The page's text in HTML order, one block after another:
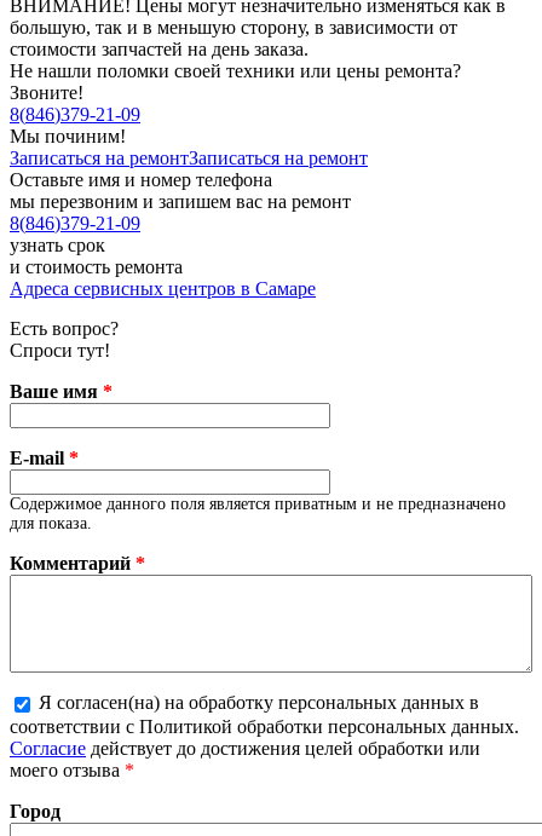
ВНИМАНИЕ! Цены могут незначительно изменяться как в
большую, так и в меньшую сторону, в зависимости от
стоимости запчастей на день заказа.
Не нашли поломки своей техники или цены ремонта?
Звоните!
8(846)379-21-09
Мы починим!
Записаться на ремонтЗаписаться на ремонт
Оставьте имя и номер телефона
мы перезвоним и запишем вас на ремонт
8(846)379-21-09
узнать срок
и стоимость ремонта
Адреса сервисных центров в Самаре
Есть вопрос?
Спроси тут!
Ваше имя *
E-mail *
Содержимое данного поля является приватным и не предназначено
для показа.
Комментарий *
Более подробная информация о текстовых
форматах
Я согласен(на) на обработку персональных данных в
соответствии с Политикой обработки персональных данных.
Согласие действует до достижения целей обработки или
моего отзыва *
Город